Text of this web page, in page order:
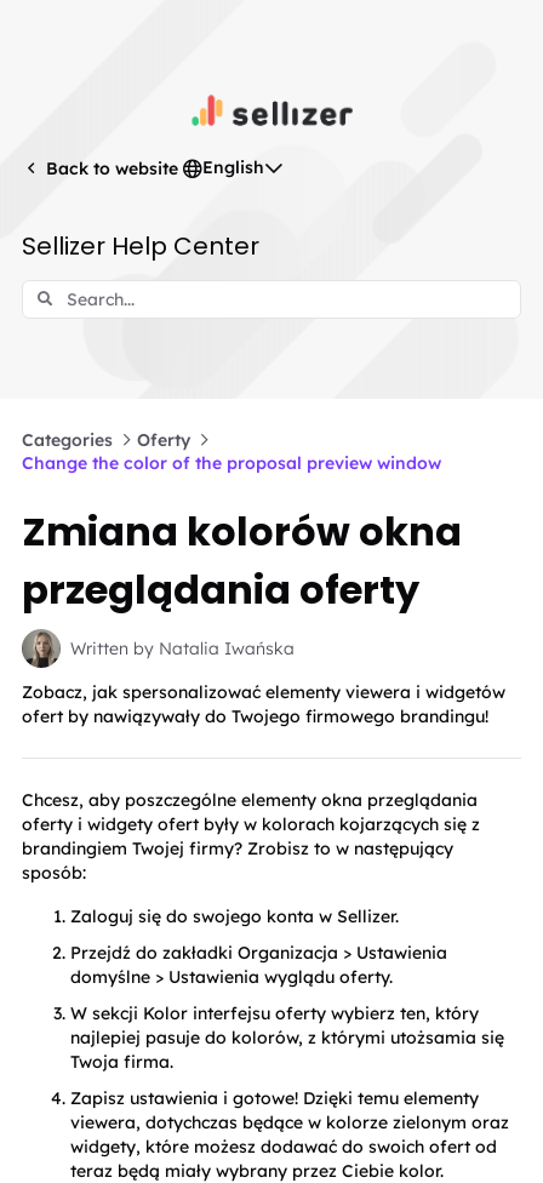
Back to website English
Sellizer Help Center
Categories
Oferty
Change the color of the proposal preview window
Zmiana kolorów okna
przeglądania oferty
Written by Natalia Iwańska
Zobacz, jak spersonalizować elementy viewera i widgetów
ofert by nawiązywały do Twojego firmowego brandingu!
Chcesz, aby poszczególne elementy okna przeglądania
oferty i widgety ofert były w kolorach kojarzących się z
brandingiem Twojej firmy? Zrobisz to w następujący
sposób:
Zaloguj się do swojego konta w Sellizer.
Przejdź do zakładki Organizacja > Ustawienia
domyślne > Ustawienia wyglądu oferty.
W sekcji Kolor interfejsu oferty wybierz ten, który
najlepiej pasuje do kolorów, z którymi utożsamia się
Twoja firma.
Zapisz ustawienia i gotowe! Dzięki temu elementy
viewera, dotychczas będące w kolorze zielonym oraz
widgety, które możesz dodawać do swoich ofert od
teraz będą miały wybrany przez Ciebie kolor.